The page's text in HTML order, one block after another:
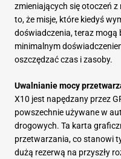
zmieniających się otoczeń
to, że misje, które kiedyś
doświadczenia, teraz mogą
minimalnym
oszczędzać czas i zasoby.
Uwalnianie mocy
X10 jest napędzany przez
powszechnie używane w
drogowych. Ta karta
przetwarzania, co stanowi
dużą rezerwą na przyszły